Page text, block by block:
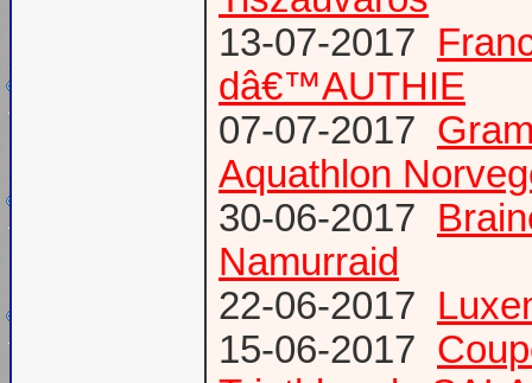
13-07-2017
dâ€™AUTHIE
07-07-2017
Aquathlon
30-06-2017
Namurraid
22-06-2017
15-06-2017